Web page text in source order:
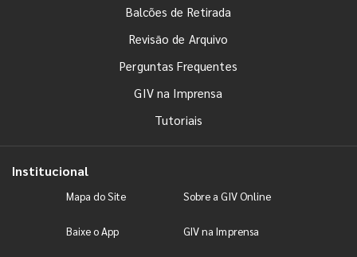
Balcões de Retirada
Revisão de Arquivo
Perguntas Frequentes
GIV na Imprensa
Tutoriais
Institucional
Mapa do Site Sobre a GIV Online
Baixe o App GIV na Imprensa